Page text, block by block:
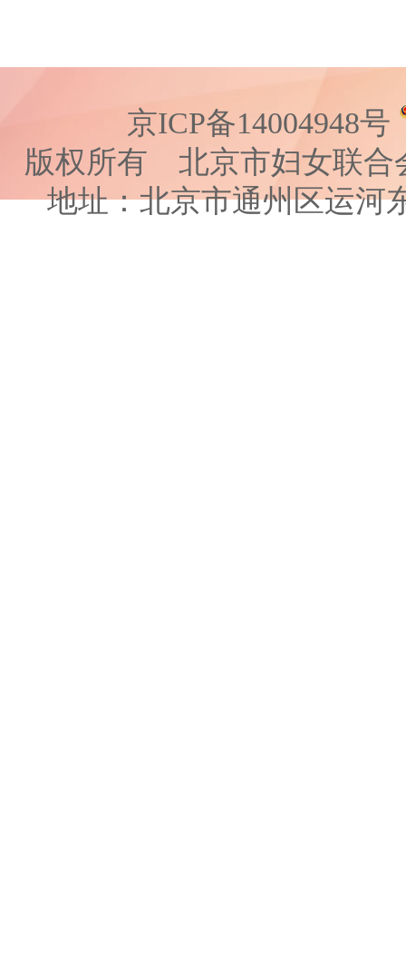
京ICP备14004948号
版权所有 北京市妇女联合
地址：北京市通州区运河